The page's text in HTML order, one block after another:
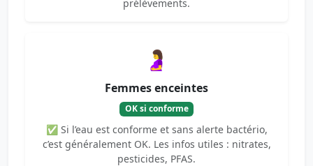
prélèvements.
🤰
Femmes enceintes
OK si conforme
✅ Si l’eau est conforme et sans alerte bactério,
c’est généralement OK. Les infos utiles : nitrates,
pesticides, PFAS.